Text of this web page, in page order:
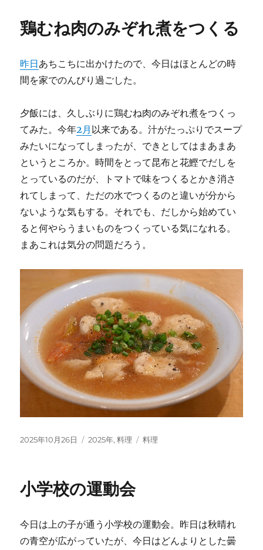
ー
鶏むね肉のみぞれ煮をつくる
昨日あちこちに出かけたので、今日はほとんどの時
間を家でのんびり過ごした。
夕飯には、久しぶりに鶏むね肉のみぞれ煮をつくっ
てみた。今年2月 以来である。汁がたっぷりでスープ
みたいになってしまったが、できとしてはまあまあ
というところか。時間をとって昆布と花鰹でだしを
とっているのだが、トマトで味をつくるとかき消さ
れてしまって、ただの水でつくるのと違いが分から
ないような気もする。それでも、だしから始めてい
ると何やらうまいものをつくっている気になれる。
まあこれは気分の問題だろう。
投
2025年10月26日
カ
ー
2025年,料理
タ
料理
小学校の運動会
今日は上の子が通う小学校の運動会。昨日は秋晴れ
の青空が広がっていたが、今日はどんよりとした曇